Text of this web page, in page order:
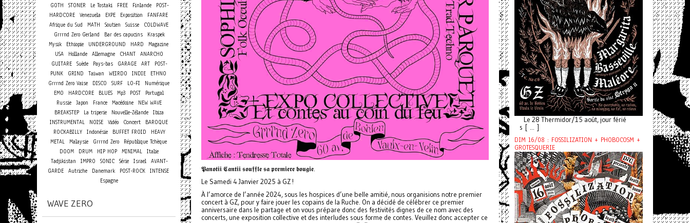
𝕻𝖆𝖓𝖔𝖙𝖎𝖎 𝕮𝖆𝖓𝖙𝖎𝖎 𝖘𝖔𝖚𝖋𝖋𝖑𝖊 𝖘𝖆 𝖕𝖗𝖊𝖒𝖎𝖊𝖗𝖊 𝖇𝖔𝖚𝖌𝖎𝖊.
Le Samedi 4 Janvier 2025 à GZ !
À l’amorce de l’année 2024, sous les hospices d’une belle amitié, nous organisions notre premier
concert à GZ, pour y faire jouer les copains de la Ruche. On a décidé de célébrer ce premier
anniversaire dans le partage et on vous prépare donc des festivités dignes de ce nom avec des
concerts, une exposition collective et des interludes sous forme de contes. Veuillez donc accepter ce
GOTH
STONER Le Tostaki FREE Finlande
POST-
HARDCORE
Venezuela EXPE Exposition
FANFARE
Afrique du Sud
MATH Soutien Suisse
COLDWAVE
Grrrnd Zero Gerland
Bar des capucins
Kraspek
Mysik
Ethiopie UNDERGROUND HARD
Magazine
USA
Hollande Allemagne CHANT
ANARCHO
GUITARE Suède Pays-bas GARAGE ART
POST-
PUNK
GRIND Taiwan WEIRDO INDIE
ETHNO
Grrrnd Zero Vaise
DISCO SURF LO-FI
Numérique
EMO
HARDCORE BLUES Mp3 POST
Portugal
Russie
Japon France Macédoine
NEW WAVE
BREAKSTEP
La triperie Nouvelle-Zélande
Ibiza
INSTRUMENTAL
NOISE Vidéo Concert
BAROQUE
ROCKABILLY Indonésie BUFFET FROID
HEAVY
METAL
Malaysie Grrrnd Zero
République Tchèque
DOOM
DRUM HIP HOP MINIMAL
Italie
Tadjikistan
IMPRO SONIC Série Israel AVANT-
GARDE Autriche Danemark POST-ROCK INTENSE
Espagne
WAVE ZERO
Le 28 Thermidor/15 août, jour férié
s [ ... ]
DIM 16/08 : FOSSILIZATION + PHOBOCOSM +
GROTESQUERIE